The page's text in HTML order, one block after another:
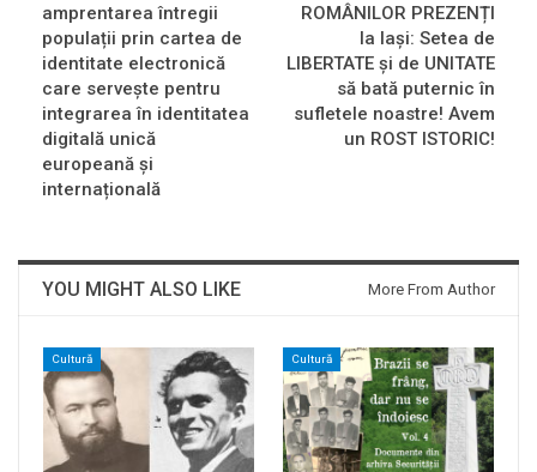
amprentarea întregii
populații prin cartea de
identitate electronică
care servește pentru
integrarea în identitatea
digitală unică
europeană și
internațională
ROMÂNILOR PREZENȚI
la Iași: Setea de
LIBERTATE și de UNITATE
să bată puternic în
sufletele noastre! Avem
un ROST ISTORIC!
YOU MIGHT ALSO LIKE More From Author
Cultură Cultură